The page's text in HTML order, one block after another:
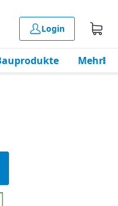
Login
Mehr